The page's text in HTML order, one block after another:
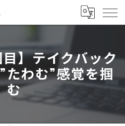
目】テイクバック
たわむ”感覚を掴
む